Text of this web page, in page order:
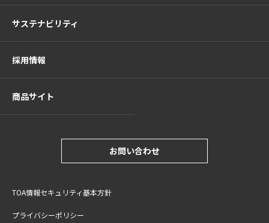
サステナビリティ
採用情報
商品サイト
お問い合わせ
TOA情報セキュリティ基本方針
プライバシーポリシー